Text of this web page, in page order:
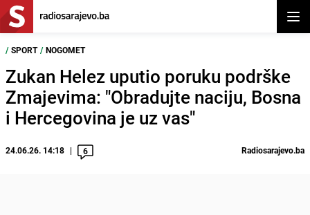
/ SPORT / NOGOMET
Zukan Helez uputio poruku podrške
Zmajevima: "Obradujte naciju, Bosna
i Hercegovina je uz vas"
24.06.26. 14:18 6 Radiosarajevo.ba